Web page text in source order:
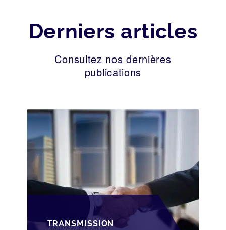
Derniers articles
Consultez nos dernières
publications
TRANSMISSION